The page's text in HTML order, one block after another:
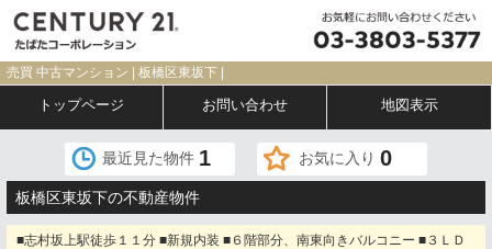
売買 中古マンション | 板橋区東坂下 |
トップページ お問い合わせ 地図表示
最近見た物件 1 お気に入り 0
板橋区東坂下の不動産物件
■志村坂上駅徒歩１１分 ■新規内装 ■６階部分、南東向きバルコニー ■３ＬＤ